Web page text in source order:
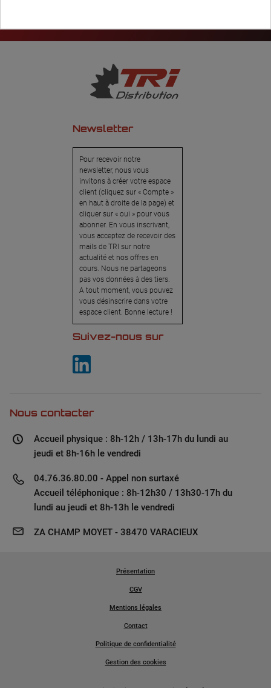
Newsletter
Pour recevoir notre
newsletter, nous vous
invitons à créer votre espace
client (cliquez sur « Compte »
en haut à droite de la page) et
cliquer sur « oui » pour vous
abonner. En vous inscrivant,
vous acceptez de recevoir des
mails de TRI sur notre
actualité et nos offres en
cours. Nous ne partageons
pas vos données à des tiers.
A tout moment, vous pouvez
vous désinscrire dans votre
espace client. Bonne lecture !
Suivez-nous sur
Nous contacter
Accueil physique : 8h-12h / 13h-17h du lundi au
jeudi et 8h-16h le vendredi
04.76.36.80.00 - Appel non surtaxé
Accueil téléphonique : 8h-12h30 / 13h30-17h du
lundi au jeudi et 8h-13h le vendredi
ZA CHAMP MOYET - 38470 VARACIEUX
Présentation
CGV
Mentions légales
Contact
Politique de confidentialité
Gestion des cookies